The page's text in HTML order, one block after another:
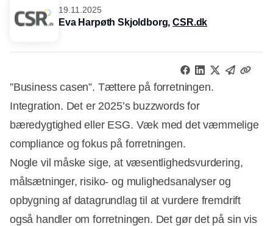
19.11.2025
Eva Harpøth Skjoldborg,CSR.dk
”Business casen”. Tættere på forretningen.
Integration. Det er 2025’s buzzwords for
bæredygtighed eller ESG. Væk med det væmmelige
compliance og fokus på forretningen.
Nogle vil måske sige, at væsentlighedsvurdering,
målsætninger, risiko- og mulighedsanalyser og
opbygning af datagrundlag til at vurdere fremdrift
også handler om forretningen. Det gør det på sin vis